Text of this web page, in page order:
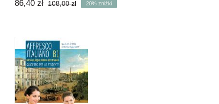
108,00złPierwotna
86,40 zł
Aktualna
20% zniżki
Affresco Italiano B1 – zeszyt ćwiczeń